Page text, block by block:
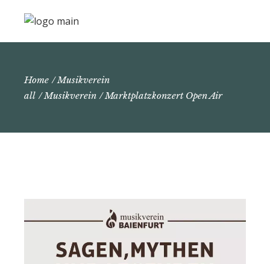
Home
Musikverein
all
Musikverein Marktplatzkonzert Open Air